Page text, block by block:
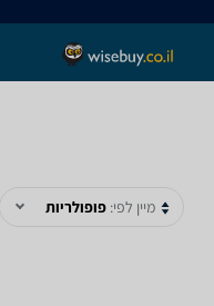
מיין לפי: פופולריות